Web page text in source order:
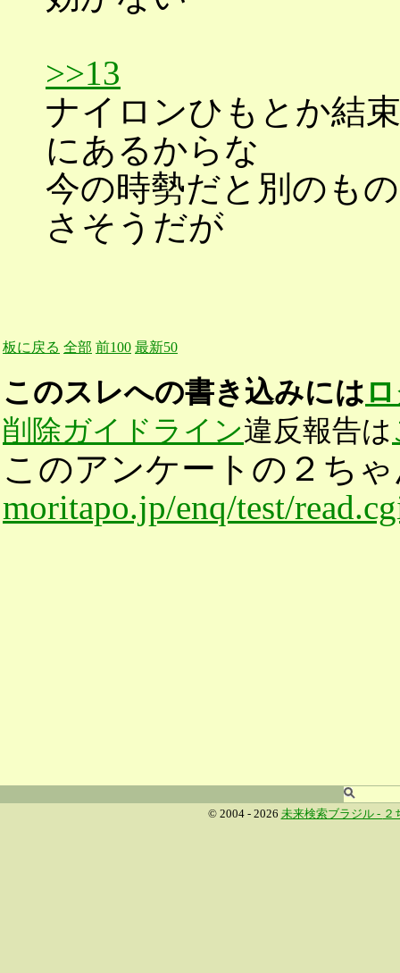
>>13
ナイロンひもとか結
にあるからな
今の時勢だと別のも
さそうだが
板に戻る 全部 前100 最新50
このスレへの書き込みには
削除ガイドライン違反報告は
このアンケートの２ち
moritapo.jp/enq/test/
© 2004 - 2026 未来検索ブラジル - ２